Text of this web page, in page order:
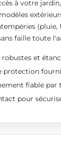
à votre
(pluie,
faille toute
robustes et
protection
fiable par
pour